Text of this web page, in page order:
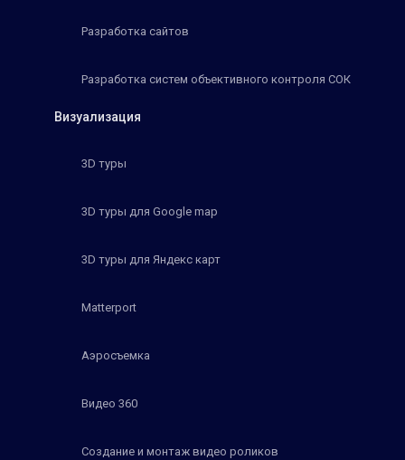
Разработка сайтов
Разработка систем объективного контроля СОК
Визуализация
3D туры
3D туры для Google map
3D туры для Яндекс карт
Matterport
Аэросъемка
Видео 360
Создание и монтаж видео роликов